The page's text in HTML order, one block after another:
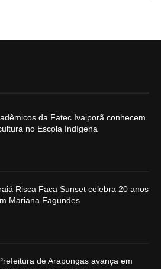
da Fatec Ivaiporã conhecem
no Escola Indígena
Risca Faca Sunset celebra 20 anos
Mariana Fagundes
de Arapongas avança em